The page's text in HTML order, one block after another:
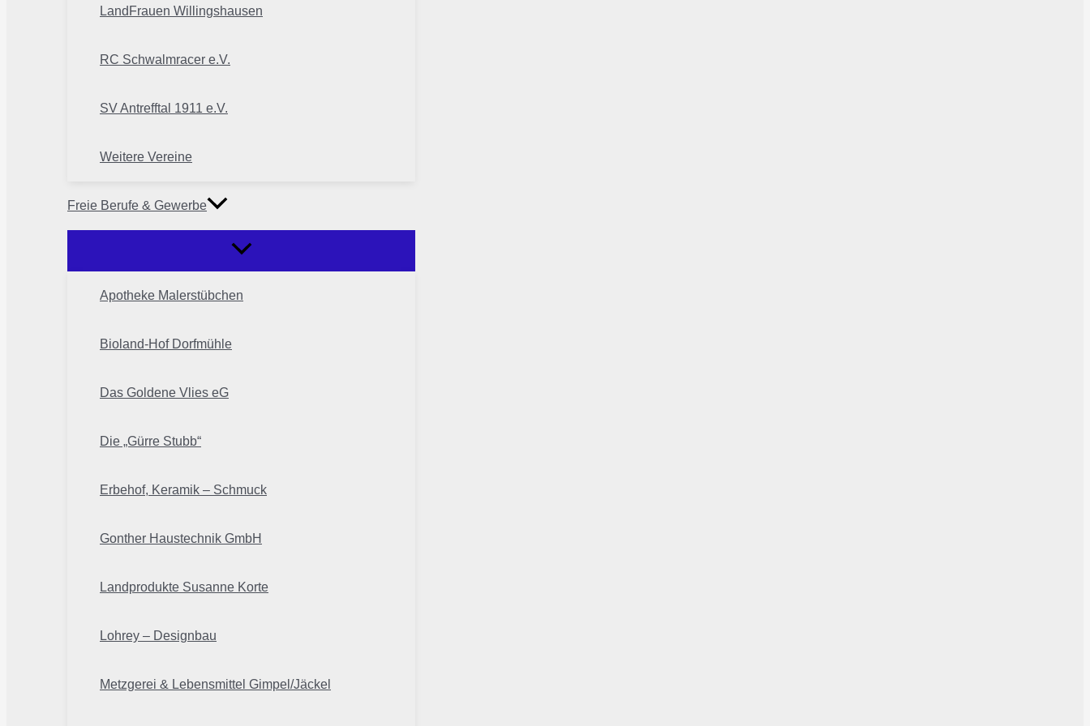
LandFrauen Willingshausen
RC Schwalmracer e.V.
SV Antrefftal 1911 e.V.
Weitere Vereine
Freie Berufe & Gewerbe
Apotheke Malerstübchen
Bioland-Hof Dorfmühle
Das Goldene Vlies eG
Die „Gürre Stubb“
Erbehof, Keramik – Schmuck
Gonther Haustechnik GmbH
Landprodukte Susanne Korte
Lohrey – Designbau
Metzgerei & Lebensmittel Gimpel/Jäckel